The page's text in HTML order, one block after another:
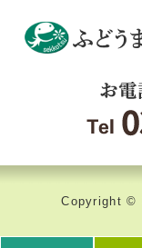
Copyright ©